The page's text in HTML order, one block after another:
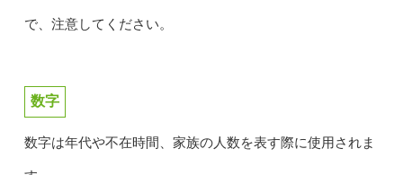
で、注意してください。
数字
数字は年代や不在時間、家族の人数を表す際に使用されま